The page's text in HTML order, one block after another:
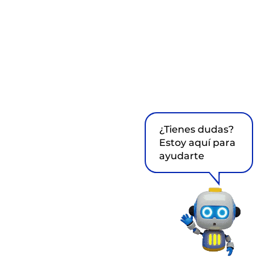
¿Tienes dudas?
Estoy aquí para
ayudarte